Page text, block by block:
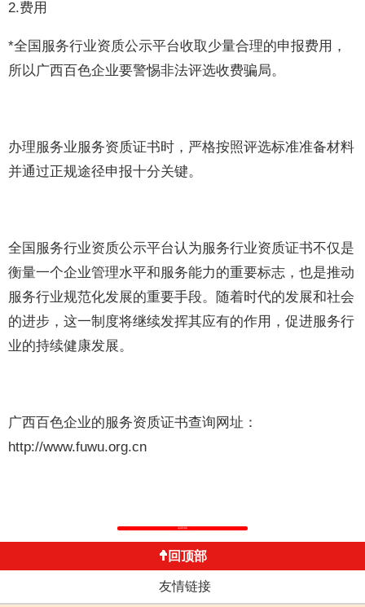
2.费用
*全国服务行业资质公示平台收取少量合理的申报费用，
所以广西百色企业要警惕非法评选收费骗局。
办理服务业服务资质证书时，严格按照评选标准准备材料
并通过正规途径申报十分关键。
全国服务行业资质公示平台认为服务行业资质证书不仅是
衡量一个企业管理水平和服务能力的重要标志，也是推动
服务行业规范化发展的重要手段。随着时代的发展和社会
的进步，这一制度将继续发挥其应有的作用，促进服务行
业的持续健康发展。
广西百色企业的服务资质证书查询网址：
http://www.fuwu.org.cn
返回列表
回顶部
友情链接